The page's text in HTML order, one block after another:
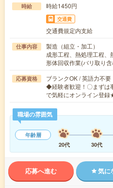
時給 時給1450円
交通費
交通費規定内支給
仕事内容
製造（組立・加工）
成形工程、熱処理工程
形体回収作業(バリ取り
応募資格
ブランクOK / 英語力不要
◆経験者歓迎！〇まずは
で気軽にオンライン登
職場の雰囲気
年齢層
20代
30代
応募へ進む 気に